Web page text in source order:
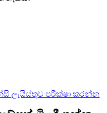
ලැයිස්තුව පරීක්ෂා කරන්න